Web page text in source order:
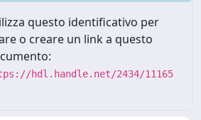
questo identificativo per
o creare un link a questo
hdl.handle.net/2434/11165